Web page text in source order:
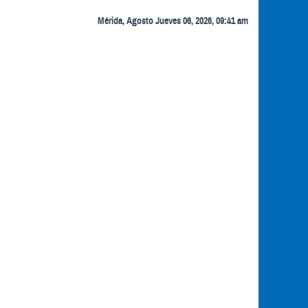
Mérida, Agosto Jueves 06, 2026, 09:41 am